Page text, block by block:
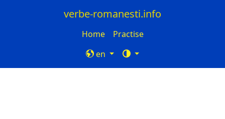
verbe-romanesti.info
Home
Practise
en